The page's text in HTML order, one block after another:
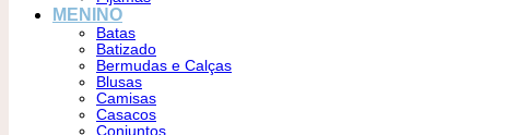
MENINO
Batas
Batizado
Bermudas e Calças
Blusas
Camisas
Casacos
Conjuntos